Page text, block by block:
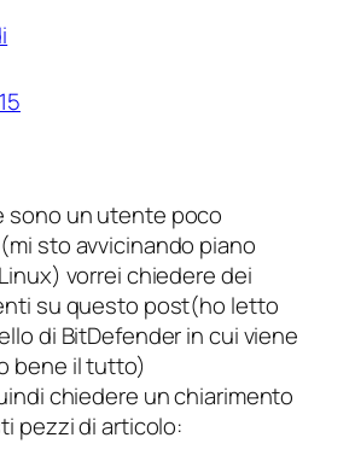
sono un utente poco
sto avvicinando piano
vorrei chiedere dei
su questo post(ho letto
di BitDefender in cui viene
bene il tutto)
chiedere un chiarimento
pezzi di articolo: